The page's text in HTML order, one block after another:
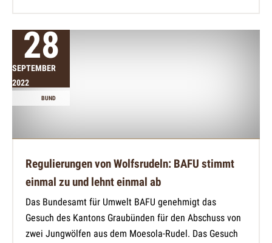
28
SEPTEMBER
2022
BUND
Regulierungen von Wolfsrudeln: BAFU stimmt
einmal zu und lehnt einmal ab
Das Bundesamt für Umwelt BAFU genehmigt das
Gesuch des Kantons Graubünden für den Abschuss von
zwei Jungwölfen aus dem Moesola-Rudel. Das Gesuch